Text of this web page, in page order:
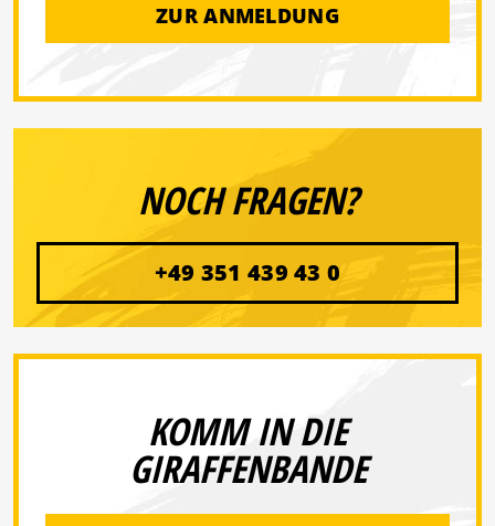
ZUR ANMELDUNG
NOCH FRAGEN?
+49 351 439 43 0
KOMM IN DIE
GIRAFFENBANDE